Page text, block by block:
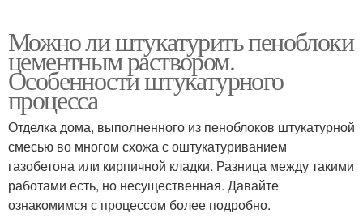
Можно ли штукатурить пеноблоки
цементным раствором.
Особенности штукатурного
процесса
Отделка дома, выполненного из пеноблоков штукатурной
смесью во многом схожа с оштукатуриванием
газобетона или кирпичной кладки. Разница между такими
работами есть, но несущественная. Давайте
ознакомимся с процессом более подробно.